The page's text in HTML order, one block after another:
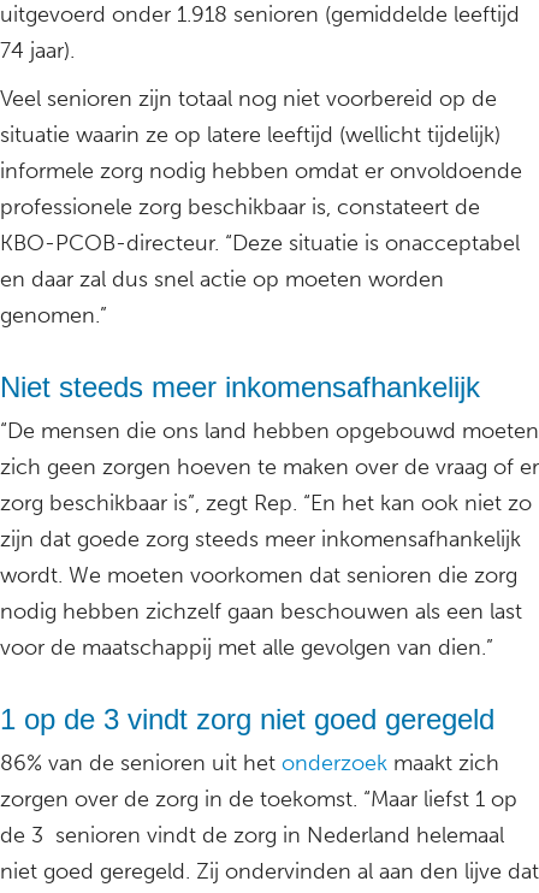
uitgevoerd onder 1.918 senioren (gemiddelde leeftijd
74 jaar).
Veel senioren zijn totaal nog niet voorbereid op de
situatie waarin ze op latere leeftijd (wellicht tijdelijk)
informele zorg nodig hebben omdat er onvoldoende
professionele zorg beschikbaar is, constateert de
KBO-PCOB-directeur. “Deze situatie is onacceptabel
en daar zal dus snel actie op moeten worden
genomen.”
Niet steeds meer inkomensafhankelijk
“De mensen die ons land hebben opgebouwd moeten
zich geen zorgen hoeven te maken over de vraag of er
zorg beschikbaar is”, zegt Rep. “En het kan ook niet zo
zijn dat goede zorg steeds meer inkomensafhankelijk
wordt. We moeten voorkomen dat senioren die zorg
nodig hebben zichzelf gaan beschouwen als een last
voor de maatschappij met alle gevolgen van dien.”
1 op de 3 vindt zorg niet goed geregeld
86% van de senioren uit het onderzoek maakt zich
zorgen over de zorg in de toekomst. “Maar liefst 1 op
de 3 senioren vindt de zorg in Nederland helemaal
niet goed geregeld. Zij ondervinden al aan den lijve dat